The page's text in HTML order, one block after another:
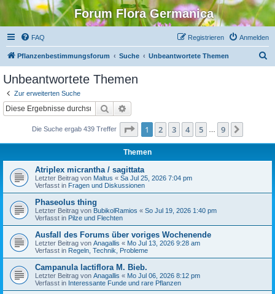
Forum Flora Germanica
FAQ Anmelden
Registrieren
Pflanzenbestimmungsforum Suche Unbeantwortete Themen
Unbeantwortete Themen
Zur erweiterten Suche
Suche
Die Suche ergab 439 Treffer Seite 1von
1 2 3 4 5 9
Themen
Atriplex micrantha / sagittata
Letzter Beitrag von Maltus « Sa Jul 25, 2026 7:04 pm
Verfasst in Fragen und Diskussionen
Phaseolus thing
Letzter Beitrag von BubikolRamios « So Jul 19, 2026 1:40 pm
Verfasst in Pilze und Flechten
Ausfall des Forums über voriges Wochenende
Letzter Beitrag von Anagallis « Mo Jul 13, 2026 9:28 am
Verfasst in Regeln, Technik, Probleme
Campanula lactiflora M. Bieb.
Letzter Beitrag von Anagallis « Mo Jul 06, 2026 8:12 pm
Verfasst in Interessante Funde und rare Pflanzen